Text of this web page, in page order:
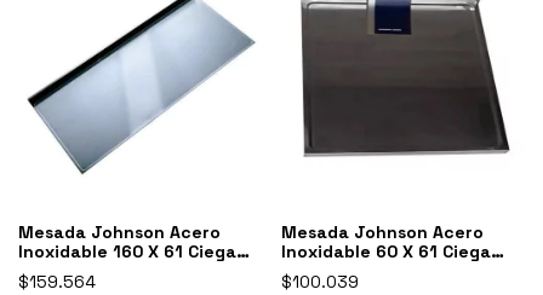
Mesada Johnson Acero
Inoxidable 160 X 61 Ciega
Lisa 1,60
$159.564
Mesada Johnson Acero
Inoxidable 60 X 61 Ciega
Lisa 0.60
$100.039